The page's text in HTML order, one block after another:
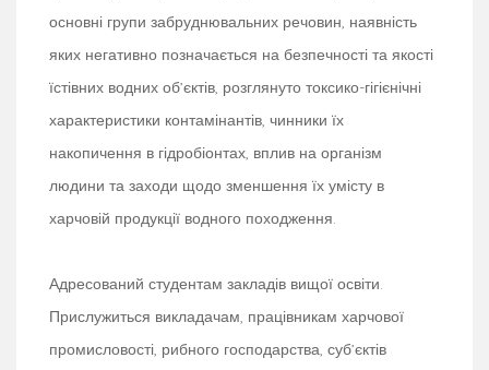
основні групи забруднювальних речовин, наявність
яких негативно позначається на безпечності та якості
їстівних водних об’єктів, розглянуто токсико-гігієнічні
характеристики контамінантів, чинники їх
накопичення в гідробіонтах, вплив на організм
людини та заходи щодо зменшення їх умісту в
харчовій продукції водного походження.
Адресований студентам закладів вищої освіти.
Прислужиться викладачам, працівникам харчової
промисловості, рибного господарства, суб’єктів